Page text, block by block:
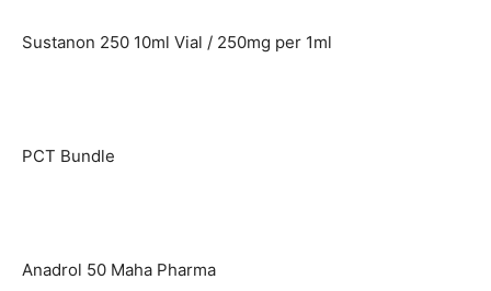
Sustanon 250 10ml Vial / 250mg per 1ml
PCT Bundle
Anadrol 50 Maha Pharma